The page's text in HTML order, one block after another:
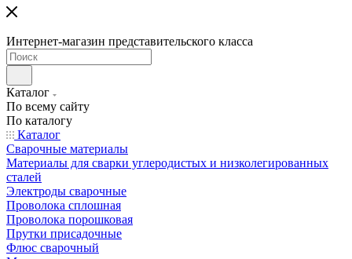
Интернет-магазин представительского класса
Каталог
По всему сайту
По каталогу
Каталог
Сварочные материалы
Материалы для сварки углеродистых и низколегированных
сталей
Электроды сварочные
Проволока сплошная
Проволока порошковая
Прутки присадочные
Флюс сварочный